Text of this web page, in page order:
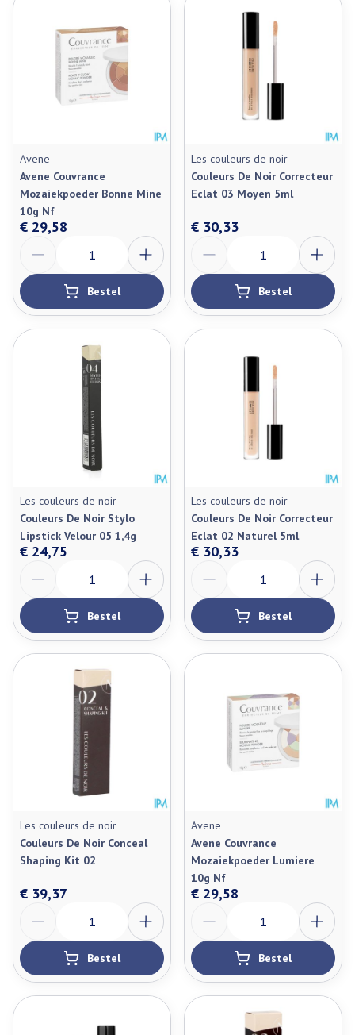
Avene
Avene Couvrance
Mozaiekpoeder Bonne Mine
10g Nf
€ 29,58
Bestel
Les couleurs de noir
Couleurs De Noir Correcteur
Eclat 03 Moyen 5ml
€ 30,33
Bestel
Les couleurs de noir
Couleurs De Noir Stylo
Lipstick Velour 05 1,4g
€ 24,75
Bestel
Les couleurs de noir
Couleurs De Noir Correcteur
Eclat 02 Naturel 5ml
€ 30,33
Bestel
Les couleurs de noir
Couleurs De Noir Conceal
Shaping Kit 02
€ 39,37
Bestel
Avene
Avene Couvrance
Mozaiekpoeder Lumiere
10g Nf
€ 29,58
Bestel